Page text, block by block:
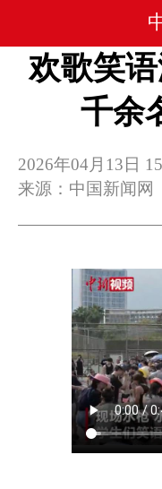
欢歌笑
千余
2026年04月13日
来源：中国新闻网